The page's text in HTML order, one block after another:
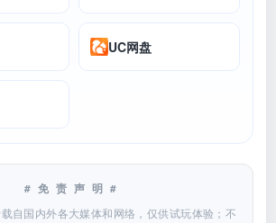
UC网盘
#免责声明#
自国内外各大媒体和网络，仅供试玩体验；不